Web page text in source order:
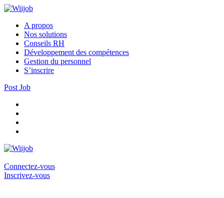
A propos
Nos solutions
Conseils RH
Développement des compétences
Gestion du personnel
S’inscrire
Post Job
Connectez-vous
Inscrivez-vous